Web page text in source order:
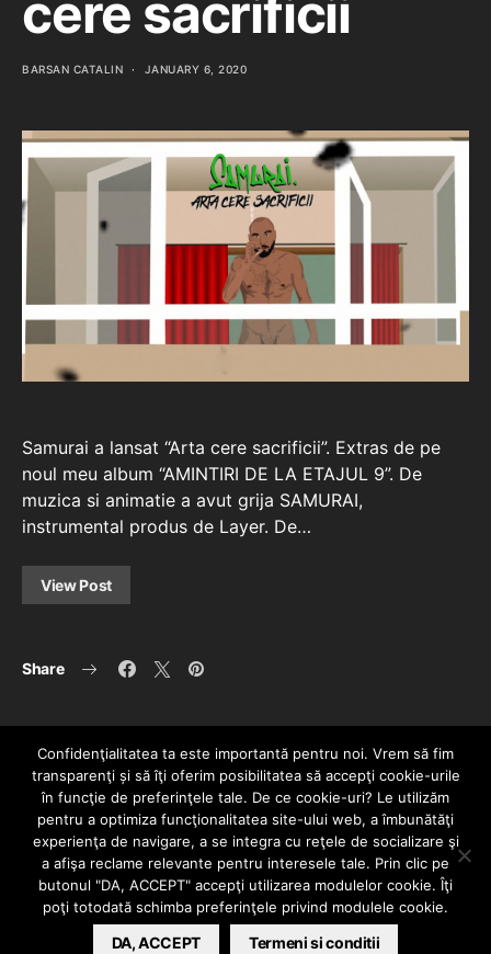
cere sacrificii
BARSAN CATALIN JANUARY 6, 2020
Samurai a lansat “Arta cere sacrificii”. Extras de pe
noul meu album “AMINTIRI DE LA ETAJUL 9”. De
muzica si animatie a avut grija SAMURAI,
instrumental produs de Layer. De…
View Post
Share
HOME CONTACT POLITICĂ DE CONFIDENȚIALITATE
Since 2005 | Copyright by HIPHOPLIVE
ENTERTAINMENT SRL
Confidenţialitatea ta este importantă pentru noi. Vrem să fim
transparenţi și să îţi oferim posibilitatea să accepţi cookie-urile
în funcţie de preferinţele tale. De ce cookie-uri? Le utilizăm
pentru a optimiza funcţionalitatea site-ului web, a îmbunătăţi
experienţa de navigare, a se integra cu reţele de socializare şi
a afişa reclame relevante pentru interesele tale. Prin clic pe
butonul "DA, ACCEPT" accepţi utilizarea modulelor cookie. Îţi
poţi totodată schimba preferinţele privind modulele cookie.
DA, ACCEPT Termeni si conditii